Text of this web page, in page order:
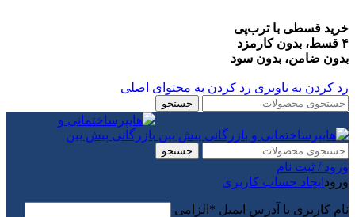
خرید قسطی با ترب‌پی
۴ قسط، بدون کارمزد
بدون ضامن، بدون سود
رد کردن به ناوبری رد کردن به محتوای اصلی
جستجو
جستجو
ورود / ثبت نام
ورود ایجاد حساب کاربری
نام کاربری یا آدرس ایمیل * الزامی